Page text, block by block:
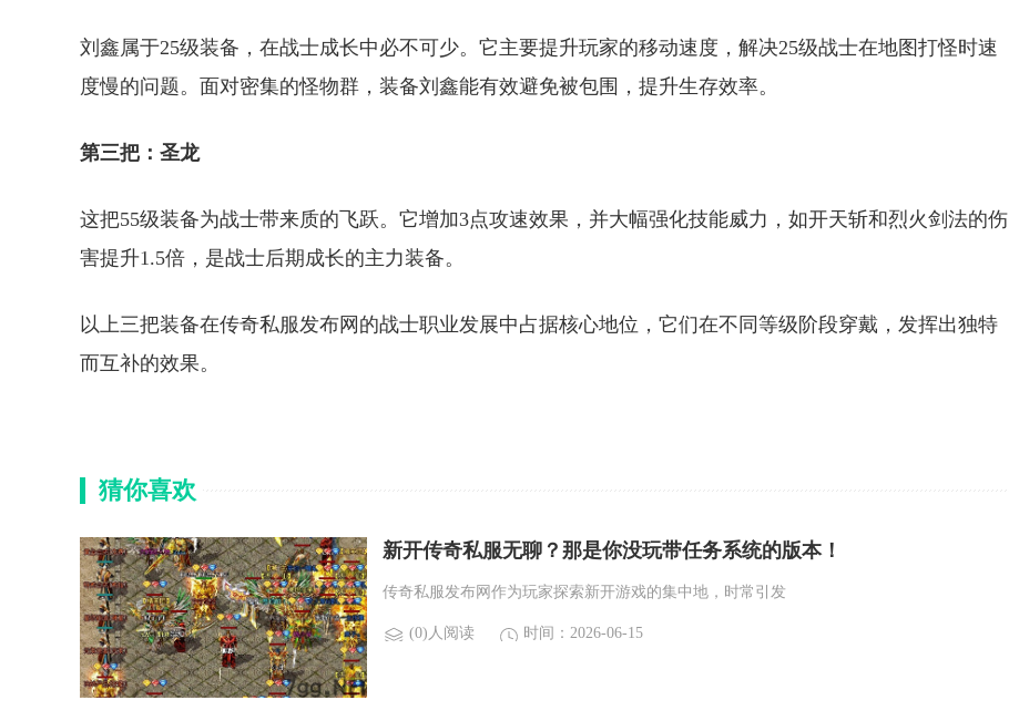
刘鑫属于25级装备，在战士成长中必不可少。它主要提升玩家的移动速度，解决25级战士在地图打怪时速
度慢的问题。面对密集的怪物群，装备刘鑫能有效避免被包围，提升生存效率。
第三把：圣龙
这把55级装备为战士带来质的飞跃。它增加3点攻速效果，并大幅强化技能威力，如开天斩和烈火剑法的伤
害提升1.5倍，是战士后期成长的主力装备。
以上三把装备在传奇私服发布网的战士职业发展中占据核心地位，它们在不同等级阶段穿戴，发挥出独特
而互补的效果。
猜你喜欢
新开传奇私服无聊？那是你没玩带任务系统的版本！
传奇私服发布网作为玩家探索新开游戏的集中地，时常引发
(0)人阅读 时间：2026-06-15